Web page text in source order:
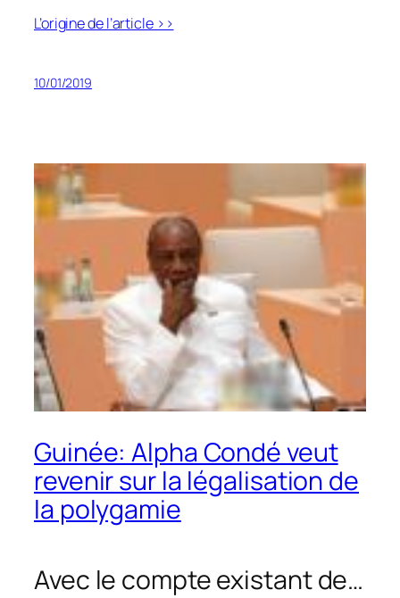
L’origine de l’article >>
10/01/2019
Guinée: Alpha Condé veut
revenir sur la légalisation de
la polygamie
Avec le compte existant de…